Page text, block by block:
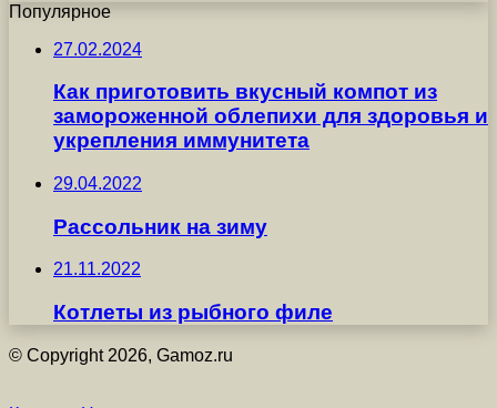
Популярное
27.02.2024
Как приготовить вкусный компот из
замороженной облепихи для здоровья и
укрепления иммунитета
29.04.2022
Рассольник на зиму
21.11.2022
Котлеты из рыбного филе
© Copyright 2026, Gamoz.ru